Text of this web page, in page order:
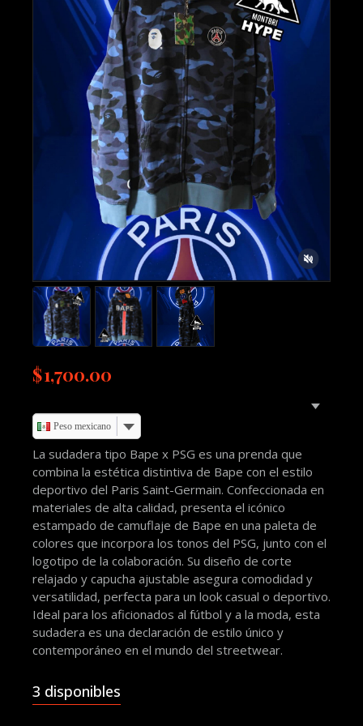
$1,700.00
Peso mexicano
La sudadera tipo Bape x PSG es una prenda que
combina la estética distintiva de Bape con el estilo
deportivo del Paris Saint-Germain. Confeccionada en
materiales de alta calidad, presenta el icónico
estampado de camuflaje de Bape en una paleta de
colores que incorpora los tonos del PSG, junto con el
logotipo de la colaboración. Su diseño de corte
relajado y capucha ajustable asegura comodidad y
versatilidad, perfecta para un look casual o deportivo.
Ideal para los aficionados al fútbol y a la moda, esta
sudadera es una declaración de estilo único y
contemporáneo en el mundo del streetwear.
3 disponibles